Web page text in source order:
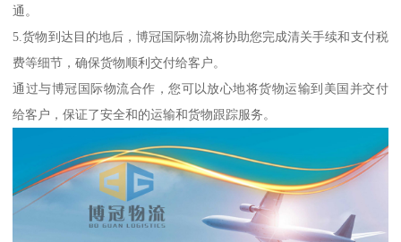
通。
5.货物到达目的地后，博冠国际物流将协助您完成清关手续和支付税
费等细节，确保货物顺利交付给客户。
通过与博冠国际物流合作，您可以放心地将货物运输到美国并交付
给客户，保证了安全和的运输和货物跟踪服务。